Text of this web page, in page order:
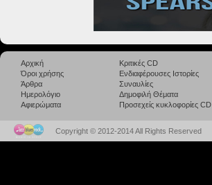
Αρχική
Όροι χρήσης
Άρθρα
Ημερολόγιο
Αφιερώματα
Κριτικές CD
Ενδιαφέρουσες Ιστορίες
Συναυλίες
Δημοφιλή Θέματα
Προσεχείς κυκλοφορίες CD
Copyright © 2012-2014 All Rights Reserved